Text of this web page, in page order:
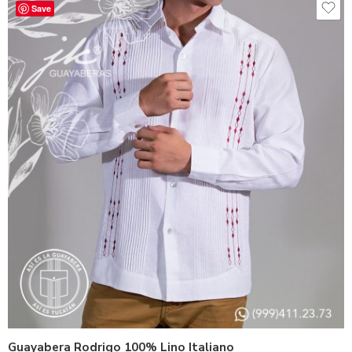
Save
Guayabera Rodrigo 100% Lino Italiano
40 - L
42 - XL
44 - XXL
48 - XXXXL